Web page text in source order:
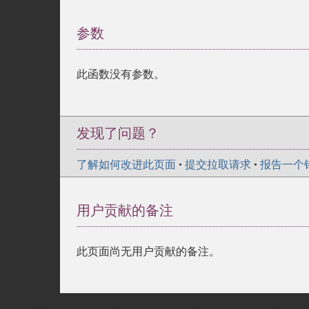
参数
此函数没有参数。
发现了问题？
了解如何改进此页面 • 提交拉取请求 • 报告一个
用户贡献的备注
此页面尚无用户贡献的备注。